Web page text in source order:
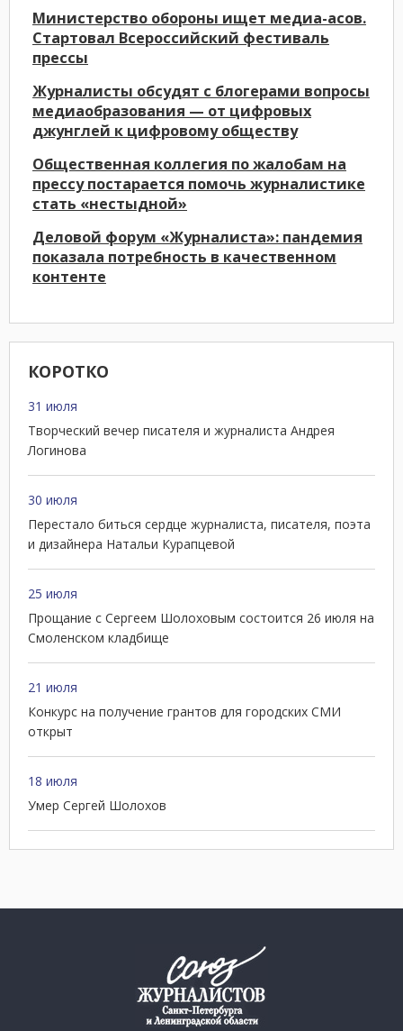
КОРОТКО
31 июля
Творческий вечер писателя и журналиста Андрея
Логинова
30 июля
Перестало биться сердце журналиста, писателя, поэта
и дизайнера Натальи Курапцевой
25 июля
Прощание с Сергеем Шолоховым состоится 26 июля на
Смоленском кладбище
21 июля
Конкурс на получение грантов для городских СМИ
открыт
18 июля
Умер Сергей Шолохов
Министерство обороны ищет медиа-асов.
Стартовал Всероссийский фестиваль
прессы
Журналисты обсудят с блогерами вопросы
медиаобразования — от цифровых
джунглей к цифровому обществу
Общественная коллегия по жалобам на
прессу постарается помочь журналистике
стать «нестыдной»
Деловой форум «Журналиста»: пандемия
показала потребность в качественном
контенте